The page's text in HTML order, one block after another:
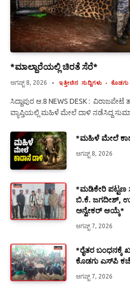
*ಮಾಲ್ದಾರೆಯಲ್ಲಿ ಚಿರತೆ ಸೆರೆ*
ಆಗಷ್ಟ್ 8, 2026 ಇತ್ತೀಚಿನ ಸುದ್ದಿಗಳು ಕೊಡಗು
ಸಿದ್ದಾಪುರ ಆ.8 NEWS DESK : ವಿರಾಜಪೇಟೆ
ವ್ಯಾಪ್ತಿಯಲ್ಲಿ ಮಹಿಳೆ ಮೇಲೆ ದಾಳಿ ನಡೆಸಿದ್ದ
*ಮಹಿಳೆ ಮೇಲೆ
ಆಗಷ್ಟ್ 8, 2026
*ಮಡಿಕೇರಿ ಪಟ್ಟಣ
ಬಿ.ಕೆ. ಜಗದೀಶ್,
ಅನ್ವೇಕರ್ ಆಯ್ಕೆ*
ಆಗಷ್ಟ್ 7, 2026
*ರೈತರ ಬಂಧನಕ್ಕೆ
ಕೊಡಗು ಎಸ್‍ಪಿ
ಆಗಷ್ಟ್ 7, 2026